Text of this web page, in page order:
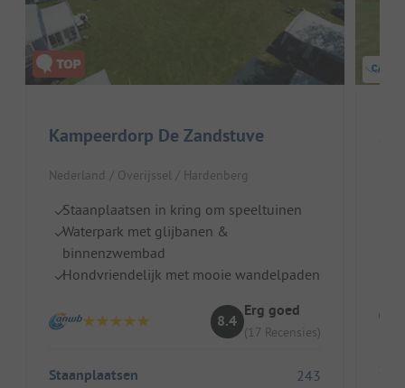
Kampeerdorp De Zandstuve
Nederland / Overijssel / Hardenberg
Staanplaatsen in kring om speeltuinen
Waterpark met glijbanen &
binnenzwembad
Hondvriendelijk met mooie wandelpaden
8.4
Erg goed
(17 Recensies)
Staanplaatsen 243